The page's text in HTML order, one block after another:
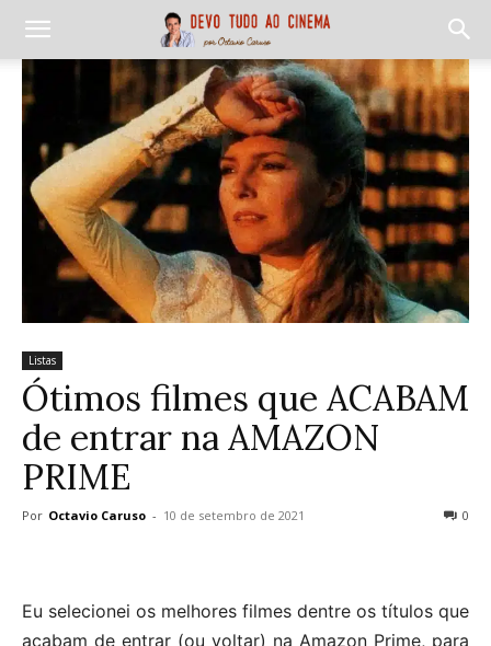
Listas
Ótimos filmes que ACABAM
de entrar na AMAZON
PRIME
Por Octavio Caruso - 10 de setembro de 2021 0
Eu selecionei os melhores filmes dentre os títulos que
acabam de entrar (ou voltar) na Amazon Prime, para